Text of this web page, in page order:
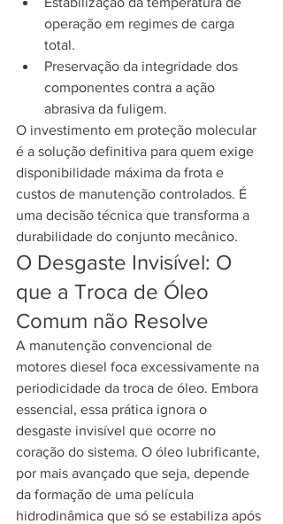
operação em regimes de carga
total.
Preservação da integridade dos
componentes contra a ação
abrasiva da fuligem.
O investimento em proteção molecular
é a solução definitiva para quem exige
disponibilidade máxima da frota e
custos de manutenção controlados. É
uma decisão técnica que transforma a
durabilidade do conjunto mecânico.
O Desgaste Invisível: O
que a Troca de Óleo
Comum não Resolve
A manutenção convencional de
motores diesel foca excessivamente na
periodicidade da troca de óleo. Embora
essencial, essa prática ignora o
desgaste invisível que ocorre no
coração do sistema. O óleo lubrificante,
por mais avançado que seja, depende
da formação de uma película
hidrodinâmica que só se estabiliza após